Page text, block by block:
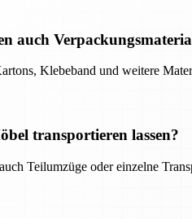
auch
Klebeband und weitere
transportieren lassen?
Teilumzüge oder einzelne